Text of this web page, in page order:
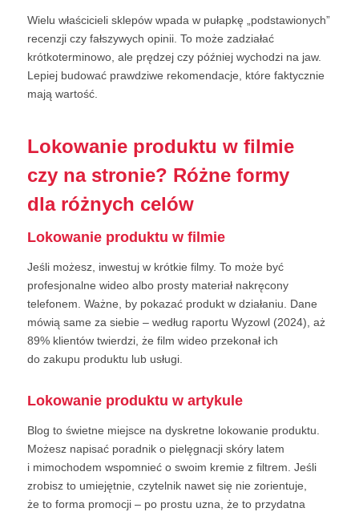
Wielu właścicieli sklepów wpada w pułapkę „podstawionych”
recenzji czy fałszywych opinii. To może zadziałać
krótkoterminowo, ale prędzej czy później wychodzi na jaw.
Lepiej budować prawdziwe rekomendacje, które faktycznie
mają wartość.
Lokowanie produktu w filmie
czy na stronie? Różne formy
dla różnych celów
Lokowanie produktu w filmie
Jeśli możesz, inwestuj w krótkie filmy. To może być
profesjonalne wideo albo prosty materiał nakręcony
telefonem. Ważne, by pokazać produkt w działaniu. Dane
mówią same za siebie – według raportu Wyzowl (2024), aż
89% klientów twierdzi, że film wideo przekonał ich
do zakupu produktu lub usługi.
Lokowanie produktu w artykule
Blog to świetne miejsce na dyskretne lokowanie produktu.
Możesz napisać poradnik o pielęgnacji skóry latem
i mimochodem wspomnieć o swoim kremie z filtrem. Jeśli
zrobisz to umiejętnie, czytelnik nawet się nie zorientuje,
że to forma promocji – po prostu uzna, że to przydatna